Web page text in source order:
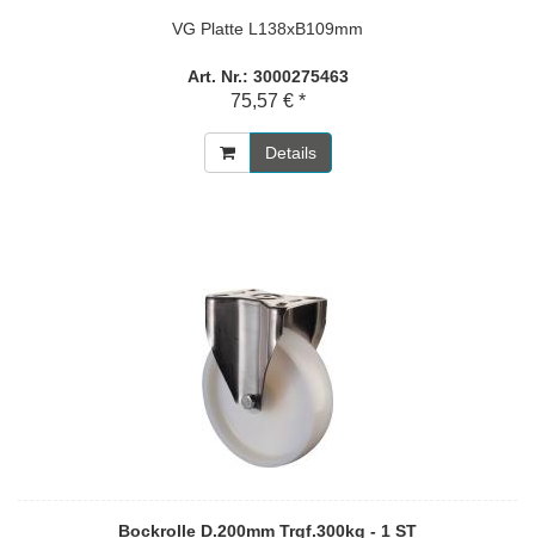
VG Platte L138xB109mm
Art. Nr.: 3000275463
75,57 € *
Details
Bockrolle D.200mm Trgf.300kg - 1 ST